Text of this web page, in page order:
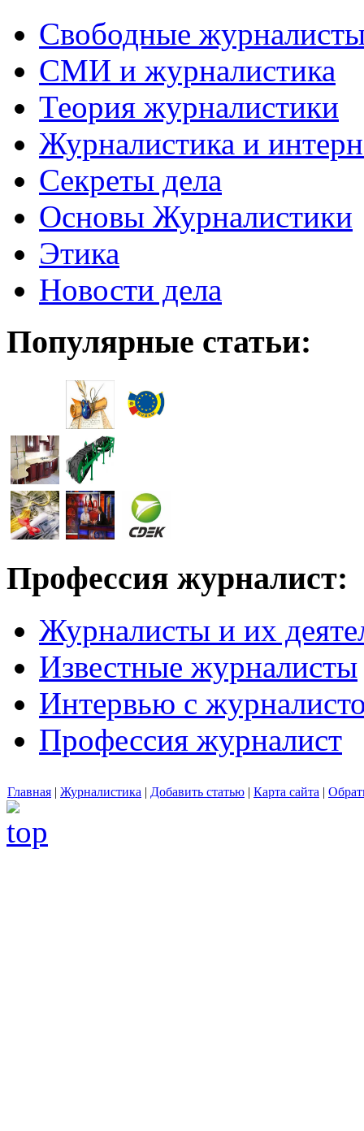
Свободные
СМИ и журналистика
Теория журналистики
Журналистика и
Секреты дела
Основы Журналистики
Этика
Новости дела
Популярные статьи:
Профессия журналист:
Журналисты и их
Известные журналисты
Интервью с
Профессия журналист
Главная | Журналистика | Добавить статью | Карта сайта |